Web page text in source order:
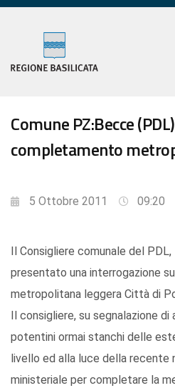
Comune PZ:Becce
completamento
5 Ottobre 2011 09:20
Il Consigliere comunale del
presentato una interrogazione
metropolitana leggera Città di
Il consigliere, su segnalazione
potentini ormai stanchi delle
livello ed alla luce della recente
ministeriale per completare la